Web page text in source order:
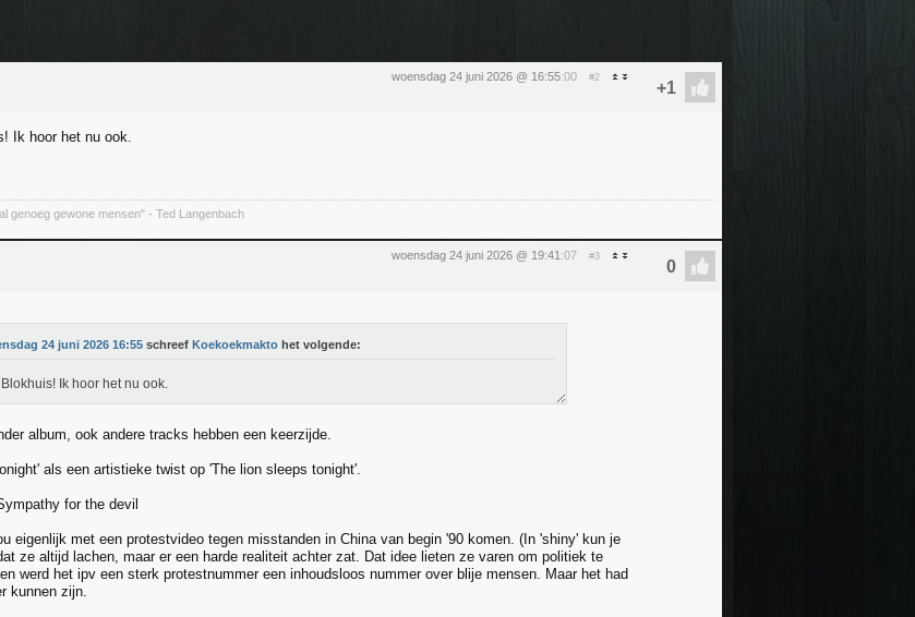
woensdag 24 juni 2026 @ 16:55:00 #2
Ik hoor het nu ook.
genoeg gewone mensen" - Ted Langenbach
woensdag 24 juni 2026 @ 19:41 :07 #3
24 juni 2026 16:55 schreef Koekoekmakto het volgende:
Ik hoor het nu ook.
album, ook andere tracks hebben een keerzijde.
als een artistieke twist op 'The lion sleeps tonight'.
for the devil
eigenlijk met een protestvideo tegen misstanden in China van begin '90 komen. (In 'shiny' kun je
ze altijd lachen, maar er een harde realiteit achter zat. Dat idee lieten ze varen om politiek te
werd het ipv een sterk protestnummer een inhoudsloos nummer over blije mensen. Maar het had
kunnen zijn.